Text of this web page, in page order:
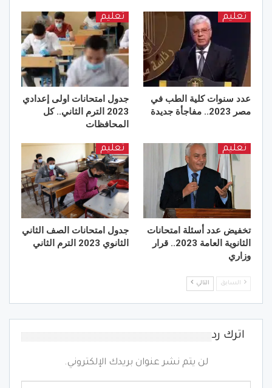
تعليم
عدد سنوات كلية الطب في
مصر 2023.. مفاجأة جديدة
تعليم
جدول امتحانات اولى إعدادي
2023 الترم الثاني.. كل
المحافظات
تعليم
تخفيض عدد أسئلة امتحانات
الثانوية العامة 2023.. قرار
وزاري
تعليم
جدول امتحانات الصف الثاني
الثانوي 2023 الترم الثاني
السابق التالي
اترك رد
لن يتم نشر عنوان بريدك الإلكتروني.